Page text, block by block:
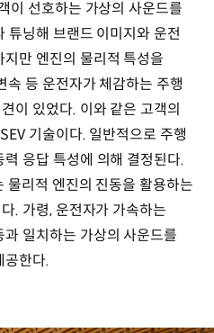
이 선호하는 가상의 사운드를
튜닝해 브랜드 이미지와 운전
만 엔진의 물리적 특성을
속 등 운전자가 체감하는 주행
이 있었다. 이와 같은 고객의
기술이다. 일반적으로 주행
응답 특성에 의해 결정된다.
물리적 엔진의 진동을 활용하는
. 가령, 운전자가 가속하는
일치하는 가상의 사운드를
공한다.